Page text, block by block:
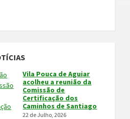
Vila Pouca de Aguiar
acolheu a reunião da
Comissão de
Certificação dos
Caminhos de Santiago
22 de Julho, 2026